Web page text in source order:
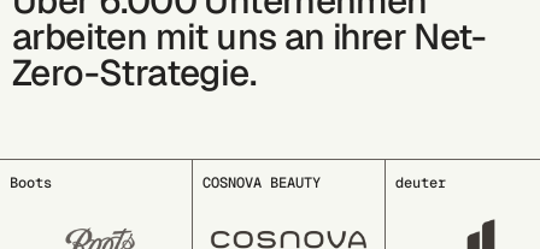
arbeiten mit uns an ihrer Net-
Zero-Strategie.
COSNOVA BEAUTY deuter EDDING